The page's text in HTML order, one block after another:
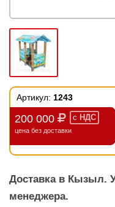
Артикул: 1243
200 000 с НДС
цена без доставки
Доставка в Кызыл.
менеджера.